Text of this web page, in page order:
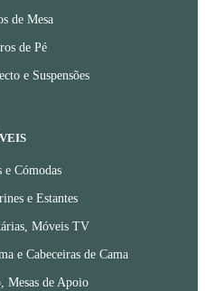
de Mesa
de Pé
e Suspensões
e Cómodas
e Estantes
Móveis TV
e Cabeceiras de Cama
Mesas de Apoio